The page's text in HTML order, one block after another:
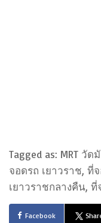
Tagged as: MRT วั
จอดรถ เยาวราช, ที่
เยาวราชกลางคืน,
Facebook